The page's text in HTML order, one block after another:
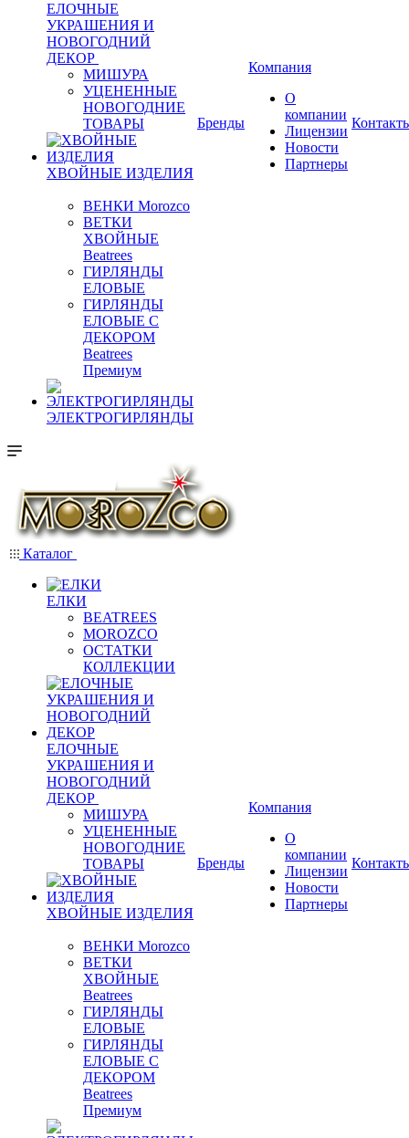
ЕЛОЧНЫЕ
УКРАШЕНИЯ И
НОВОГОДНИЙ
ДЕКОР
МИШУРА
УЦЕНЕННЫЕ
НОВОГОДНИЕ
ТОВАРЫ
ХВОЙНЫЕ ИЗДЕЛИЯ
ВЕНКИ Morozco
ВЕТКИ
ХВОЙНЫЕ
Beatrees
ГИРЛЯНДЫ
ЕЛОВЫЕ
ГИРЛЯНДЫ
ЕЛОВЫЕ С
ДЕКОРОМ
Beatrees
Премиум
ЭЛЕКТРОГИРЛЯНДЫ
Бренды
Компания
О
компании
Лицензии
Новости
Партнеры
Каталог
ЕЛКИ
BEATREES
MOROZCO
ОСТАТКИ
КОЛЛЕКЦИИ
ЕЛОЧНЫЕ
УКРАШЕНИЯ И
НОВОГОДНИЙ
ДЕКОР
МИШУРА
УЦЕНЕННЫЕ
НОВОГОДНИЕ
ТОВАРЫ
ХВОЙНЫЕ ИЗДЕЛИЯ
ВЕНКИ Morozco
ВЕТКИ
ХВОЙНЫЕ
Beatrees
ГИРЛЯНДЫ
ЕЛОВЫЕ
ГИРЛЯНДЫ
ЕЛОВЫЕ С
ДЕКОРОМ
Beatrees
Премиум
Бренды
Компания
О
компании
Лицензии
Новости
Партнеры